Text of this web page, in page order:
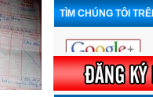
TÌM CHÚNG TÔI